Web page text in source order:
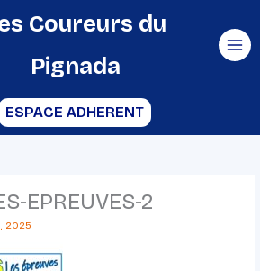
Coureurs du
Pignada
ESPACE ADHERENT
EPREUVES-2
2025